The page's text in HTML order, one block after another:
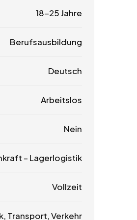
18-25 Jahre
Berufsausbildung
Deutsch
Arbeitslos
Nein
– Lagerlogistik
Vollzeit
Transport, Verkehr